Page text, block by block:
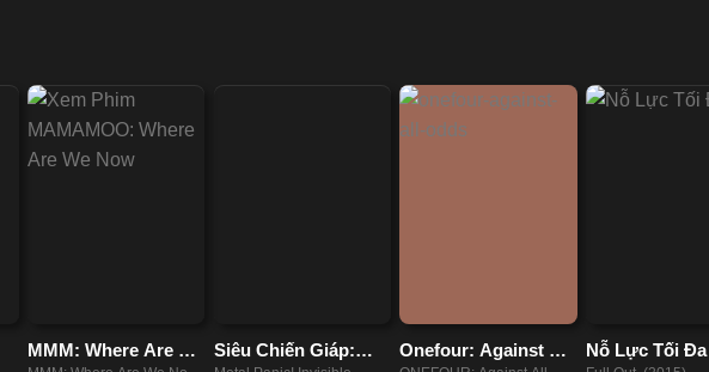
MMM: Where Are We
Siêu Chiến Giáp:
Onefour: Against All
Nỗ Lực Tối Đa